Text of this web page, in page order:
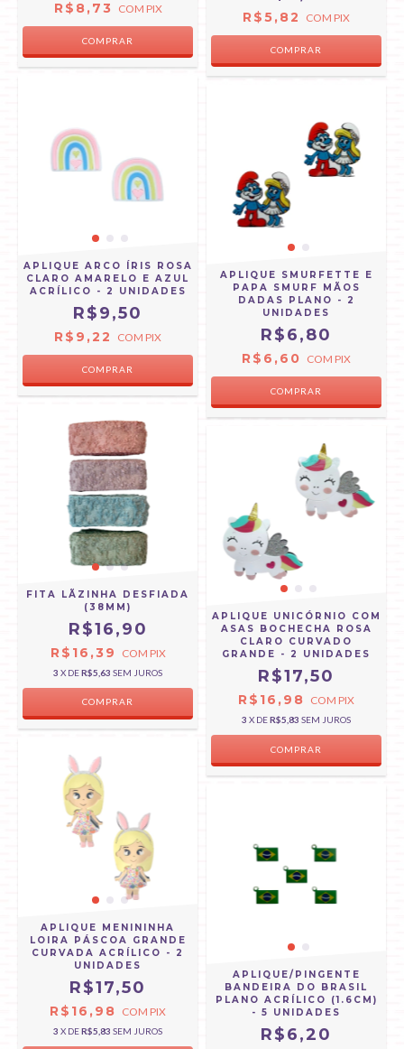
R$8,73 COM PIX
R$5,82 COM PIX
APLIQUE ARCO ÍRIS ROSA
CLARO AMARELO E AZUL
ACRÍLICO - 2 UNIDADES
R$9,50
R$9,22 COM PIX
APLIQUE SMURFETTE E
PAPA SMURF MÃOS
DADAS PLANO - 2
UNIDADES
R$6,80
R$6,60 COM PIX
FITA LÃZINHA DESFIADA
(38MM)
R$16,90
R$16,39 COM PIX
3 X DER$5,63 SEM JUROS
COMPRAR
APLIQUE UNICÓRNIO COM
ASAS BOCHECHA ROSA
CLARO CURVADO
GRANDE - 2 UNIDADES
R$17,50
R$16,98 COM PIX
3 X DER$5,83 SEM JUROS
APLIQUE MENININHA
LOIRA PÁSCOA GRANDE
CURVADA ACRÍLICO - 2
UNIDADES
R$17,50
R$16,98 COM PIX
3 X DER$5,83 SEM JUROS
APLIQUE/PINGENTE
BANDEIRA DO BRASIL
PLANO ACRÍLICO (1.6CM)
- 5 UNIDADES
R$6,20